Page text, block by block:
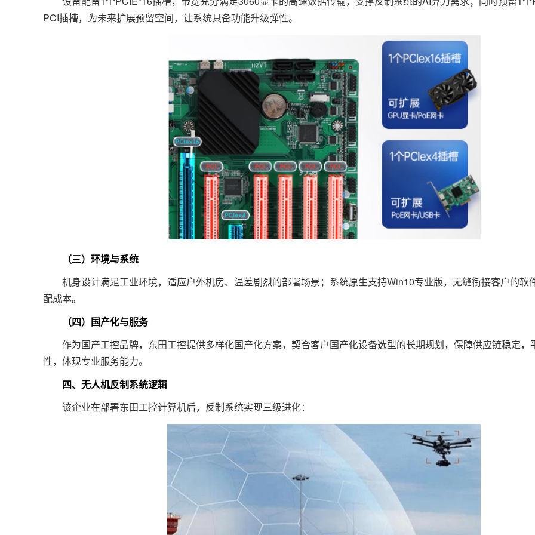
PCI插槽，为未来扩展预留空间，让系统具备功能升级弹性。
（三）环境与系统
机身设计满足工业环境，适应户外机房、温差剧烈的部署场景；系统原生支持Win10专业版，无缝衔接客户的软
配成本。
（四）国产化与服务
作为国产工控品牌，东田工控提供多样化国产化方案，契合客户国产化设备选型的长期规划，保障供应链稳定，
性，体现专业服务能力。
四、无人机反制系统逻辑
该企业在部署东田工控计算机后，反制系统实现三级进化：